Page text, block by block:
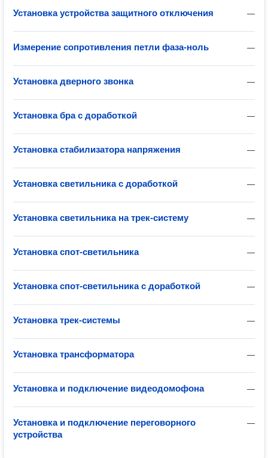
—
Установка устройства защитного отключения
—
Измерение сопротивления петли фаза-ноль
—
Установка дверного звонка
—
Установка бра с доработкой
—
Установка стабилизатора напряжения
—
Установка светильника с доработкой
—
Установка светильника на трек-систему
—
Установка спот-светильника
—
Установка спот-светильника с доработкой
—
Установка трек-системы
—
Установка трансформатора
—
Установка и подключение видеодомофона
—
Установка и подключение переговорного
устройства